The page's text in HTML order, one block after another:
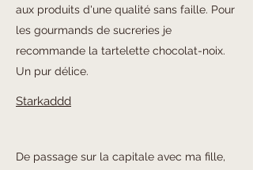
aux produits d'une qualité sans faille. Pour
les gourmands de sucreries je
recommande la tartelette chocolat-noix.
Un pur délice.
Starkaddd
De passage sur la capitale avec ma fille,